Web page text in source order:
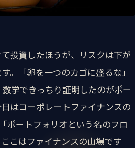
投資したほうが、リスクは下が
。「卵を一つのカゴに盛るな」
学できっちり証明したのがポー
はコーポレートファイナンスの
ポートフォリオという名のフロ
こはファイナンスの山場です